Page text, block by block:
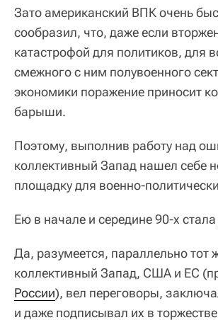
Зато американский ВПК очень
сообразил, что, даже если
катастрофой для политиков, для
смежного с ним полувоенного
экономики поражение приносит
барыши.
Поэтому, выполнив работу над
коллективный Запад нашел себе
площадку для военно-
Ею в начале и середине 90-х стала
Да, разумеется, параллельно тот
коллективный Запад, США и ЕС
России), вел переговоры,
и даже подписывал их в